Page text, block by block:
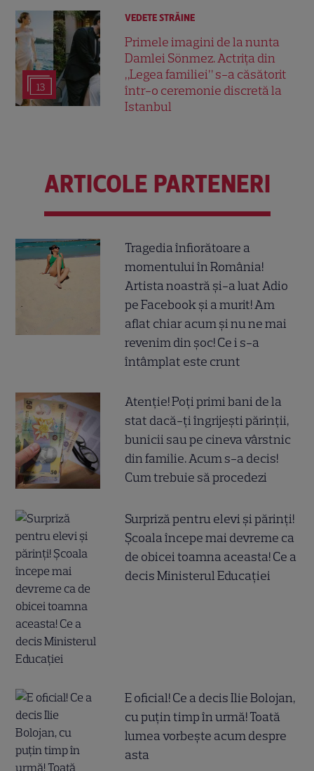
13
VEDETE STRĂINE
Primele imagini de la nunta
Damlei Sönmez. Actrița din
„Legea familiei” s-a căsătorit
într-o ceremonie discretă la
Istanbul
ARTICOLE PARTENERI
Tragedia înfiorătoare a
momentului în România!
Artista noastră și-a luat Adio
pe Facebook și a murit! Am
aflat chiar acum și nu ne mai
revenim din șoc! Ce i s-a
întâmplat este crunt
Atenție! Poți primi bani de la
stat dacă-ți îngrijești părinții,
bunicii sau pe cineva vârstnic
din familie. Acum s-a decis!
Cum trebuie să procedezi
Surpriză pentru elevi și părinți!
Școala începe mai devreme ca
de obicei toamna aceasta! Ce a
decis Ministerul Educației
E oficial! Ce a decis Ilie Bolojan,
cu puțin timp în urmă! Toată
lumea vorbește acum despre
asta